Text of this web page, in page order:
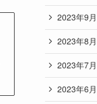
2023年9月
2023年8月
2023年7月
2023年6月